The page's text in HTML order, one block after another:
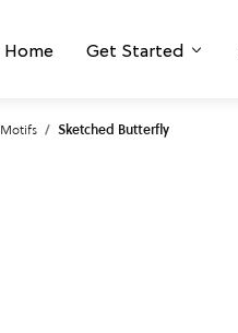
Home Get Started
Motifs Sketched Butterfly